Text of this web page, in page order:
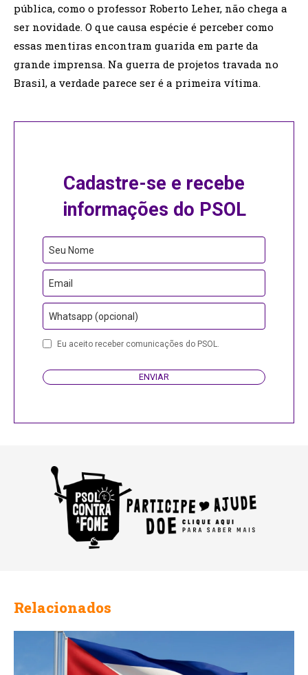
pública, como o professor Roberto Leher, não chega a
ser novidade. O que causa espécie é perceber como
essas mentiras encontram guarida em parte da
grande imprensa. Na guerra de projetos travada no
Brasil, a verdade parece ser é a primeira vítima.
Cadastre-se e recebe
informações do PSOL
Contact
Email
Seu Nome
Email
Whatsapp (opcional)
Eu aceito receber comunicações do PSOL.
ENVIAR
Relacionados